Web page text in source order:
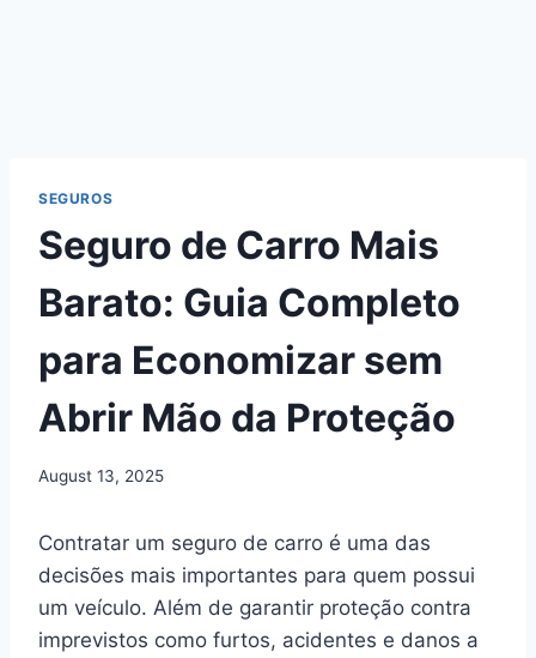
SEGUROS
Seguro de Carro Mais
Barato: Guia Completo
para Economizar sem
Abrir Mão da Proteção
August 13, 2025
Contratar um seguro de carro é uma das
decisões mais importantes para quem possui
um veículo. Além de garantir proteção contra
imprevistos como furtos, acidentes e danos a